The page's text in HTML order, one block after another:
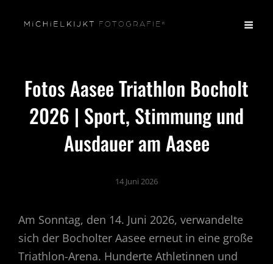
Fotos Aasee Triathlon Bocholt
2026 | Sport, Stimmung und
Ausdauer am Aasee
14 Juni 2026
Am Sonntag, den 14. Juni 2026, verwandelte
sich der Bocholter Aasee erneut in eine große
Triathlon-Arena. Hunderte Athletinnen und